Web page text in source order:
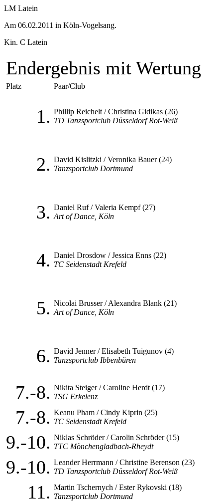
LM Latein
Am 06.02.2011 in Köln-Vogelsang.
Kin. C Latein
Endergebnis mit Wertung
Platz Paar/Club
1. Phillip Reichelt / Christina Gidikas (26)
TD Tanzsportclub Düsseldorf Rot-Weiß
2. David Kislitzki / Veronika Bauer (24)
Tanzsportclub Dortmund
3. Daniel Ruf / Valeria Kempf (27)
Art of Dance, Köln
4. Daniel Drosdow / Jessica Enns (22)
TC Seidenstadt Krefeld
5. Nicolai Brusser / Alexandra Blank (21)
Art of Dance, Köln
6. David Jenner / Elisabeth Tuigunov (4)
Tanzsportclub Ibbenbüren
7.-8. Nikita Steiger / Caroline Herdt (17)
TSG Erkelenz
7.-8. Keanu Pham / Cindy Kiprin (25)
TC Seidenstadt Krefeld
9.-10. Niklas Schröder / Carolin Schröder (15)
TTC Mönchengladbach-Rheydt
9.-10. Leander Herrmann / Christine Berenson (23)
TD Tanzsportclub Düsseldorf Rot-Weiß
11. Martin Tschernych / Ester Rykovski (18)
Tanzsportclub Dortmund